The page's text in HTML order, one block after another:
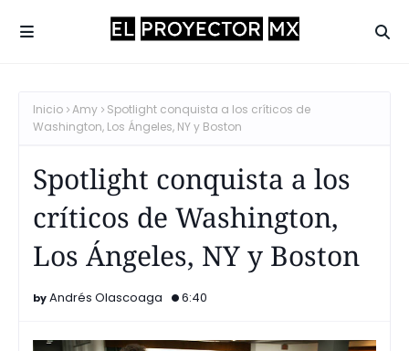
Inicio Amy
Spotlight conquista a los críticos de
Washington, Los Ángeles, NY y Boston
Spotlight conquista a los
críticos de Washington,
Los Ángeles, NY y Boston
Andrés Olascoaga 6:40